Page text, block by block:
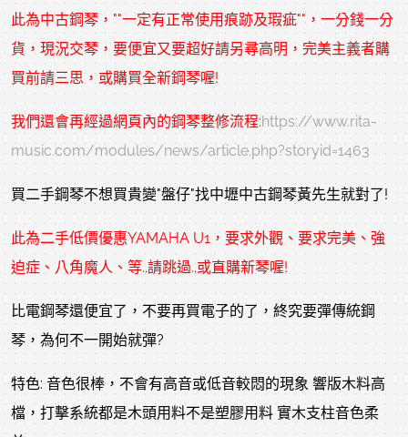
此為中古鋼琴 ，""一定有正常使用痕跡及瑕疵""，一分錢一分
貨，現況交琴，要便宜又要超好請另尋高明，完美主義者購
買前請三思，或購買全新鋼琴喔!
我們還會再經過網頁內的鋼琴整修流程:https://www.rita-
music.com/modules/news/article.php?storyid=1463
買二手鋼琴不想買貴變"盤仔"找中壢中古鋼琴黃先生就對了!
此為二手低價優惠YAMAHA U1，要求外觀、要求完美、強
迫症、八角魔人、等..請跳過..或直購新琴喔!
比電鋼琴還便宜了，不要再買電子的了，終究要彈傳統鋼
琴，為何不一開始就彈?
特色: 音色很棒，不會有高音或低音較悶的現象 響版木料高
檔，打擊系統都是木頭用料不是塑膠用料 實木支柱音色柔